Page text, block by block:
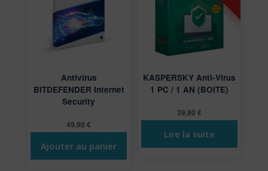
Antivirus
BITDEFENDER Internet
Security
49,90€
Ajouter au panier
KASPERSKY Anti-Virus
1 PC / 1 AN (BOITE)
39,90 €
Lire la suite